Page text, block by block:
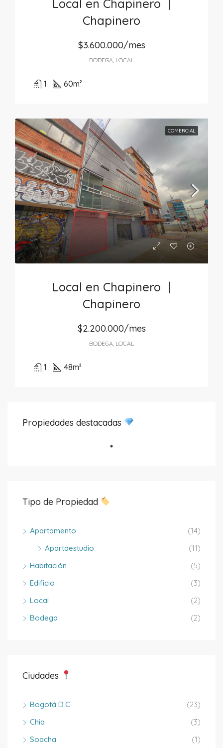
Local en Chapinero |
Chapinero
$3.600.000/mes
BODEGA, LOCAL
1 60m²
COMERCIAL
Local en Chapinero |
Chapinero
$2.200.000/mes
BODEGA, LOCAL
1 48m²
Propiedades destacadas
Tipo de Propiedad
Apartamento
(14)
Apartaestudio
(11)
Habitación
(5)
Edificio
(3)
Local
(2)
Bodega
(2)
Ciudades
Bogotá D.C
(23)
Chia
(3)
Soacha
(1)